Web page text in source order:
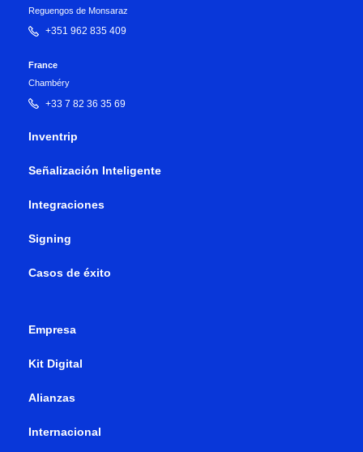
Reguengos de Monsaraz
+351 962 835 409
France
Chambéry
+33 7 82 36 35 69
Inventrip
Señalización Inteligente
Integraciones
Signing
Casos de éxito
Empresa
Kit Digital
Alianzas
Internacional